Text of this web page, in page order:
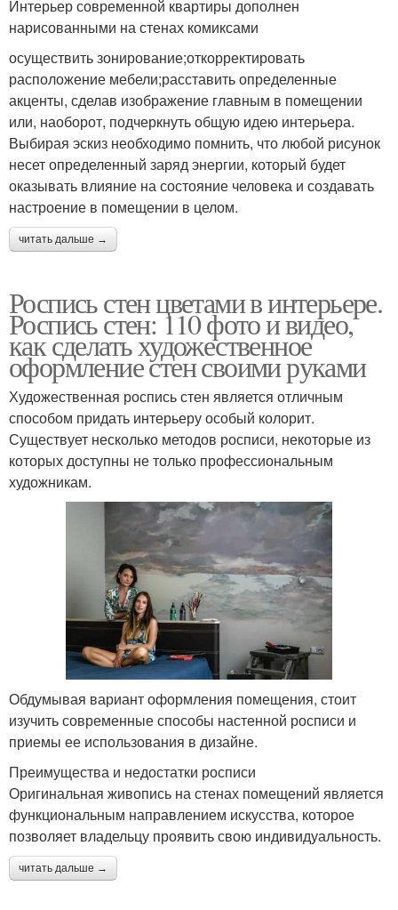
Интерьер современной квартиры дополнен
нарисованными на стенах комиксами
осуществить зонирование;откорректировать
расположение мебели;расставить определенные
акценты, сделав изображение главным в помещении
или, наоборот, подчеркнуть общую идею интерьера.
Выбирая эскиз необходимо помнить, что любой рисунок
несет определенный заряд энергии, который будет
оказывать влияние на состояние человека и создавать
настроение в помещении в целом.
читать дальше →
Роспись стен цветами в интерьере.
Роспись стен: 110 фото и видео,
как сделать художественное
оформление стен своими руками
Художественная роспись стен является отличным
способом придать интерьеру особый колорит.
Существует несколько методов росписи, некоторые из
которых доступны не только профессиональным
художникам.
Обдумывая вариант оформления помещения, стоит
изучить современные способы настенной росписи и
приемы ее использования в дизайне.
Преимущества и недостатки росписи
Оригинальная живопись на стенах помещений является
функциональным направлением искусства, которое
позволяет владельцу проявить свою индивидуальность.
читать дальше →